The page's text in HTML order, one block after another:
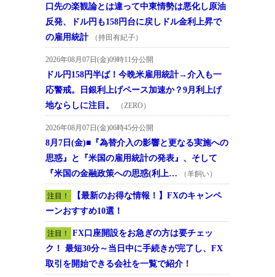
口先の楽観論とは違って中東情勢は悪化し原油
反発、ドル円も158円台に戻しドル金利上昇で
の雇用統計
（持田有紀子）
2026年08月07日(金)09時11分公開
ドル円158円半ば！今晩米雇用統計→介入も一
応警戒。日銀利上げペース加速か？9月利上げ
地ならしに注目。
（ZERO）
2026年08月07日(金)06時45分公開
8月7日(金)■『為替介入の影響と更なる実施への
思惑』と『米国の雇用統計の発表』、そして
『米国の金融政策への思惑(利上…
（羊飼い）
注目！
【最新のお得な情報！】FXのキャンペ
ーンおすすめ10選！
注目！
FX口座開設をお急ぎの方は要チェッ
ク！ 最短30分～当日中に手続きが完了し、FX
取引を開始できる会社を一覧で紹介！